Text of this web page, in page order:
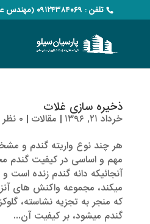
تلفن : ۰۹۱۲۴۳۸۴۰۶۹ (مهندس علیزاده)
ذخیره سازی غلات
خرداد ۲۱, ۱۳۹۶ | مقالات | ۰ نظر
هر چند نوع واریته گندم و
مهم و اساسی در کیفیت گندم
آنجائیکه دانه گندم زنده
می­کند، مجموعه واکنش­ های
که منجر به تجزیه نشاسته،
گندم می­شود، بر کیفیت آن...